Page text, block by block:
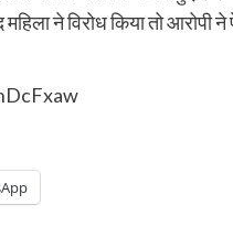
महिला ने विरोध किया तो